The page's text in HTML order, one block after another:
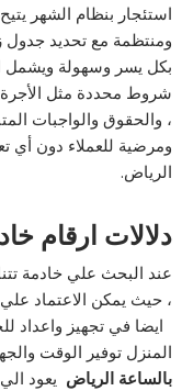
استئجار بنظام الشهر
ومنتظمة مع تحديد جدول
بكل يسر وسهولة ويشمل
شروط محددة مثل
، والحقوق والواجبات
ومرضية للعملاء دون أي
الرياض.
دلالات ارقام
عند البحث علي خادمة
، حيث يمكن الاعتماد علي
ايضا في تجهيز واعداد
المنزل توفير الوقت
بالساعة الرياض يعود